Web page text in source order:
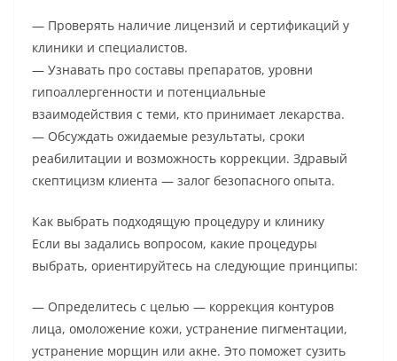
— Проверять наличие лицензий и сертификаций у
клиники и специалистов.
— Узнавать про составы препаратов, уровни
гипоаллергенности и потенциальные
взаимодействия с теми, кто принимает лекарства.
— Обсуждать ожидаемые результаты, сроки
реабилитации и возможность коррекции. Здравый
скептицизм клиента — залог безопасного опыта.
Как выбрать подходящую процедуру и клинику
Если вы задались вопросом, какие процедуры
выбрать, ориентируйтесь на следующие принципы:
— Определитесь с целью — коррекция контуров
лица, омоложение кожи, устранение пигментации,
устранение морщин или акне. Это поможет сузить